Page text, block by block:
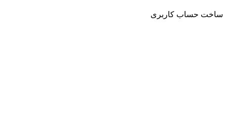
ساخت حساب کاربری